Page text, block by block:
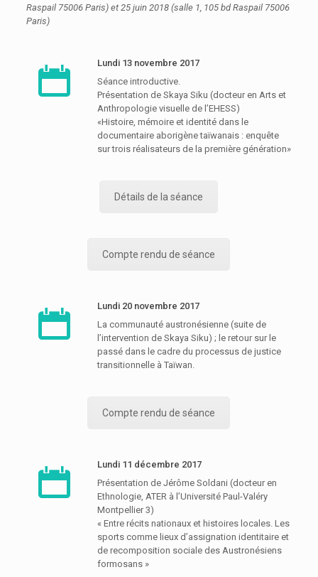
Raspail 75006 Paris) et 25 juin 2018 (salle 1, 105 bd Raspail 75006
Paris)
Lundi 13 novembre 2017
Séance introductive.
Présentation de Skaya Siku (docteur en Arts et
Anthropologie visuelle de l’EHESS)
«Histoire, mémoire et identité dans le
documentaire aborigène taïwanais : enquête
sur trois réalisateurs de la première génération»
Détails de la séance
Compte rendu de séance
Lundi 20 novembre 2017
La communauté austronésienne (suite de
l’intervention de Skaya Siku) ; le retour sur le
passé dans le cadre du processus de justice
transitionnelle à Taïwan.
Compte rendu de séance
Lundi 11 décembre 2017
Présentation de Jérôme Soldani (docteur en
Ethnologie, ATER à l’Université Paul-Valéry
Montpellier 3)
« Entre récits nationaux et histoires locales. Les
sports comme lieux d’assignation identitaire et
de recomposition sociale des Austronésiens
formosans »